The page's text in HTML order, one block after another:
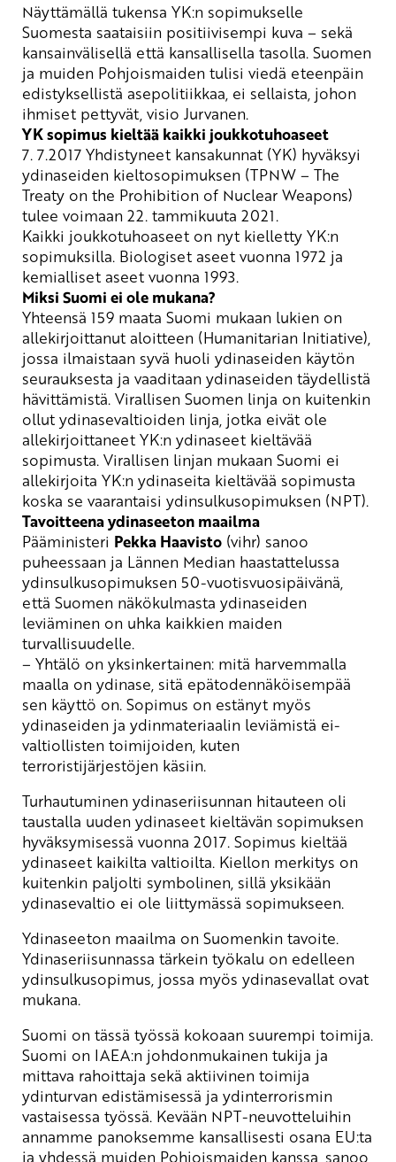
Näyttämällä tukensa YK:n sopimukselle
Suomesta saataisiin positiivisempi kuva – sekä
kansainvälisellä että kansallisella tasolla. Suomen
ja muiden Pohjoismaiden tulisi viedä eteenpäin
edistyksellistä asepolitiikkaa, ei sellaista, johon
ihmiset pettyvät, visio Jurvanen.
YK sopimus kieltää kaikki joukkotuhoaseet
7. 7.2017 Yhdistyneet kansakunnat (YK) hyväksyi
ydinaseiden kieltosopimuksen (TPNW – The
Treaty on the Prohibition of Nuclear Weapons)
tulee voimaan 22. tammikuuta 2021.
Kaikki joukkotuhoaseet on nyt kielletty YK:n
sopimuksilla. Biologiset aseet vuonna 1972 ja
kemialliset aseet vuonna 1993.
Miksi Suomi ei ole mukana?
Yhteensä 159 maata Suomi mukaan lukien on
allekirjoittanut aloitteen (Humanitarian Initiative),
jossa ilmaistaan syvä huoli ydinaseiden käytön
seurauksesta ja vaaditaan ydinaseiden täydellistä
hävittämistä. Virallisen Suomen linja on kuitenkin
ollut ydinasevaltioiden linja, jotka eivät ole
allekirjoittaneet YK:n ydinaseet kieltävää
sopimusta. Virallisen linjan mukaan Suomi ei
allekirjoita YK:n ydinaseita kieltävää sopimusta
koska se vaarantaisi ydinsulkusopimuksen (NPT).
Tavoitteena ydinaseeton maailma
Pääministeri Pekka Haavisto (vihr) sanoo
puheessaan ja Lännen Median haastattelussa
ydinsulkusopimuksen 50-vuotisvuosipäivänä,
että Suomen näkökulmasta ydinaseiden
leviäminen on uhka kaikkien maiden
turvallisuudelle.
– Yhtälö on yksinkertainen: mitä harvemmalla
maalla on ydinase, sitä epätodennäköisempää
sen käyttö on. Sopimus on estänyt myös
ydinaseiden ja ydinmateriaalin leviämistä ei-
valtiollisten toimijoiden, kuten
terroristijärjestöjen käsiin.
Turhautuminen ydinaseriisunnan hitauteen oli
taustalla uuden ydinaseet kieltävän sopimuksen
hyväksymisessä vuonna 2017. Sopimus kieltää
ydinaseet kaikilta valtioilta. Kiellon merkitys on
kuitenkin paljolti symbolinen, sillä yksikään
ydinasevaltio ei ole liittymässä sopimukseen.
Ydinaseeton maailma on Suomenkin tavoite.
Ydinaseriisunnassa tärkein työkalu on edelleen
ydinsulkusopimus, jossa myös ydinasevallat ovat
mukana.
Suomi on tässä työssä kokoaan suurempi toimija.
Suomi on IAEA:n johdonmukainen tukija ja
mittava rahoittaja sekä aktiivinen toimija
ydinturvan edistämisessä ja ydinterrorismin
vastaisessa työssä. Kevään NPT-neuvotteluihin
annamme panoksemme kansallisesti osana EU:ta
ja yhdessä muiden Pohjoismaiden kanssa, sanoo